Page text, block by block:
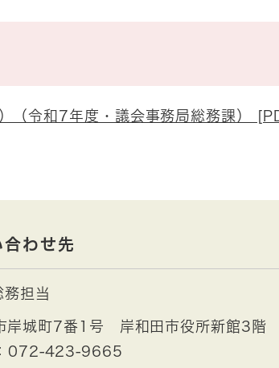
（令和7年度・議会事務局総務課）
わせ先
務担当
岸城町7番1号 岸和田市役所新館3階
072-423-9665